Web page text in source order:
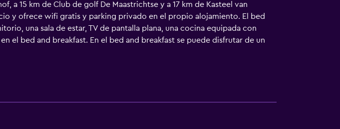
a 15 km de Club de golf De Maastrichtse y a 17 km de Kasteel van
y ofrece wifi gratis y parking privado en el propio alojamiento. El bed
una sala de estar, TV de pantalla plana, una cocina equipada con
el bed and breakfast. En el bed and breakfast se puede disfrutar de un
y Hipódromo Aachener Soers está a 27 km. El aeropuerto